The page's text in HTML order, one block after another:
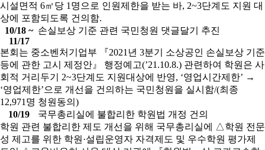
시설면적 6㎡당 1명으로 인원제한을 받는 바, 2~3단계도 지원 대
상에 포함되도록 건의함.
10/18 ~
11/17
손실보상 기준 관련 국민청원 댓글달기 추진
본회는 중소벤처기업부 『2021년 3분기 소상공인 손실보상 기준
등에 관한 고시 제정안』 행정예고(’21.10.8.) 관련하여 학원은 사
회적 거리두기 2~3단계도 지원대상에 반영, ‘영업시간제한’ →
‘영업제한’으로 개선을 건의하는 국민청원을 실시함/(최종
12,971명 청원동의)
10/19
국무총리실에 불합리한 학원법 개정 건의
학원 관련 불합리한 제도 개선을 위해 국무총리실에 △학원 전문
성 제고를 위한 학원·설립운영자 자격제도 및 우수학원 평가제